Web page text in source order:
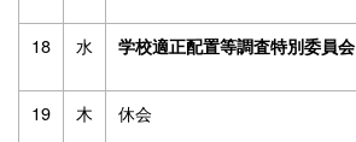
18 水 学校適正配置等調査特別委員会
19 木 休会